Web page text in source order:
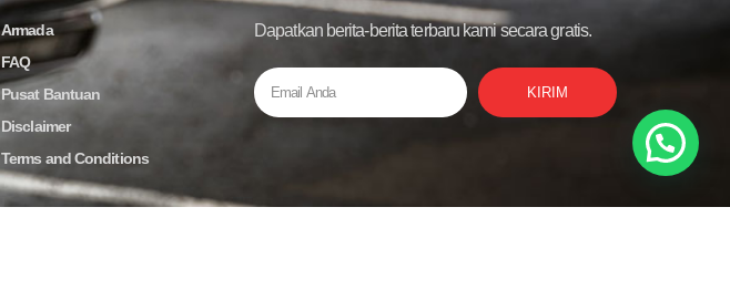
Armada
FAQ
Pusat Bantuan
Disclaimer
Terms and Conditions
Dapatkan berita-berita terbaru kami secara gratis.
KIRIM